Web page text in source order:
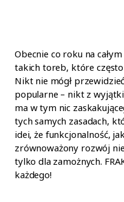
Obecnie co roku na
takich toreb, które
Nikt nie mógł
popularne – nikt z
ma w tym nic
tych samych zasadach,
idei, że funkcjonalność,
zrównoważony rozwój
tylko dla zamożnych.
każdego!